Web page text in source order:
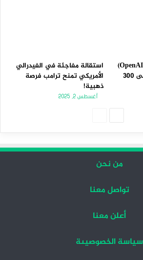
صحيفة: “أوبن إيه آي” (OpenAI)
تصل قيمتها السوقية إلى 300
استقالة مفاجئة في الفيدرالي
الأمريكي تمنح ترامب فرصة
ذهبية!
أغسطس 2, 2025
من نحن
تواصل معنا
أعلن معنا
سياسة الخصوصيىة